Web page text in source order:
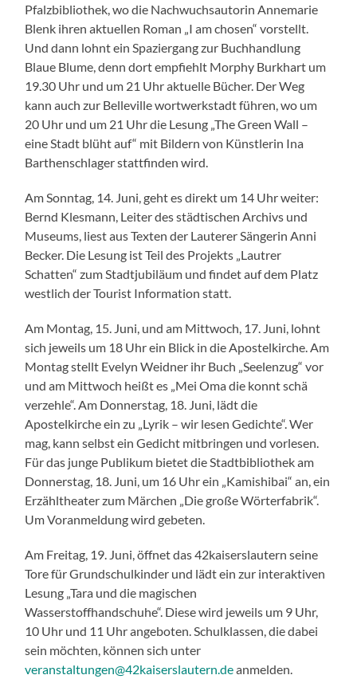
Pfalzbibliothek, wo die Nachwuchsautorin Annemarie
Blenk ihren aktuellen Roman „I am chosen“ vorstellt.
Und dann lohnt ein Spaziergang zur Buchhandlung
Blaue Blume, denn dort empfiehlt Morphy Burkhart um
19.30 Uhr und um 21 Uhr aktuelle Bücher. Der Weg
kann auch zur Belleville wortwerkstadt führen, wo um
20 Uhr und um 21 Uhr die Lesung „The Green Wall –
eine Stadt blüht auf“ mit Bildern von Künstlerin Ina
Barthenschlager stattfinden wird.
Am Sonntag, 14. Juni, geht es direkt um 14 Uhr weiter:
Bernd Klesmann, Leiter des städtischen Archivs und
Museums, liest aus Texten der Lauterer Sängerin Anni
Becker. Die Lesung ist Teil des Projekts „Lautrer
Schatten“ zum Stadtjubiläum und findet auf dem Platz
westlich der Tourist Information statt.
Am Montag, 15. Juni, und am Mittwoch, 17. Juni, lohnt
sich jeweils um 18 Uhr ein Blick in die Apostelkirche. Am
Montag stellt Evelyn Weidner ihr Buch „Seelenzug“ vor
und am Mittwoch heißt es „Mei Oma die konnt schä
verzehle“. Am Donnerstag, 18. Juni, lädt die
Apostelkirche ein zu „Lyrik – wir lesen Gedichte“. Wer
mag, kann selbst ein Gedicht mitbringen und vorlesen.
Für das junge Publikum bietet die Stadtbibliothek am
Donnerstag, 18. Juni, um 16 Uhr ein „Kamishibai“ an, ein
Erzähltheater zum Märchen „Die große Wörterfabrik“.
Um Voranmeldung wird gebeten.
Am Freitag, 19. Juni, öffnet das 42kaiserslautern seine
Tore für Grundschulkinder und lädt ein zur interaktiven
Lesung „Tara und die magischen
Wasserstoffhandschuhe“. Diese wird jeweils um 9 Uhr,
10 Uhr und 11 Uhr angeboten. Schulklassen, die dabei
sein möchten, können sich unter
veranstaltungen@42kaiserslautern.deanmelden.